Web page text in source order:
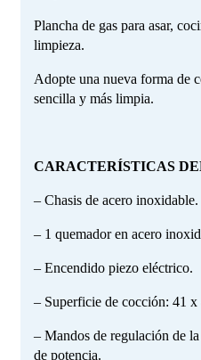
Plancha de gas para asar,
limpieza.
Adopte una nueva forma de
sencilla y más limpia.
CARACTERÍSTICAS
– Chasis de acero inoxidable.
– 1 quemador en acero
– Encendido piezo eléctrico.
– Superficie de cocción: 41 x
– Mandos de regulación de
de potencia.